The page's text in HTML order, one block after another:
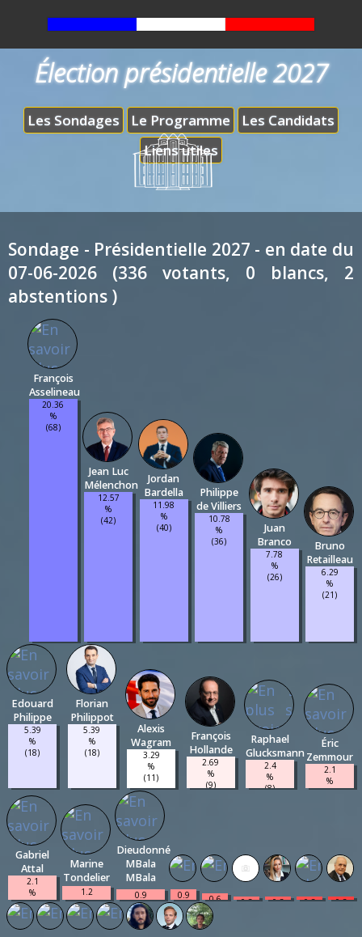
Les Sondages Le Programme
Les Candidats
Liens utiles
Élection présidentielle 2027
Sondage - Présidentielle 2027 - en date du
07-06-2026 (336 votants, 0 blancs, 2
abstentions )
François
Asselineau
20.36
%
(68)
Jean Luc
Mélenchon
12.57
%
(42)
Jordan
Bardella
11.98
%
(40)
Philippe
de Villiers
10.78
%
(36)
Juan
Branco
7.78
%
(26)
Bruno
Retailleau
6.29
%
(21)
Edouard
Philippe
5.39
%
(18)
Florian
Philippot
5.39
%
(18)
Alexis
Wagram
3.29
%
(11)
François
Hollande
2.69
%
(9)
Raphael
Glucksmann
2.4
%
(8)
Éric
Zemmour
2.1
%
(7)
Gabriel
Attal
2.1
%
(7)
Marine
Tondelier
1.2
%
(4)
Dieudonné
MBala
MBala
0.9
%
(3)
0.9
%
(3)
0.6
%
(2)
0.3
0.3
0.3
0.3